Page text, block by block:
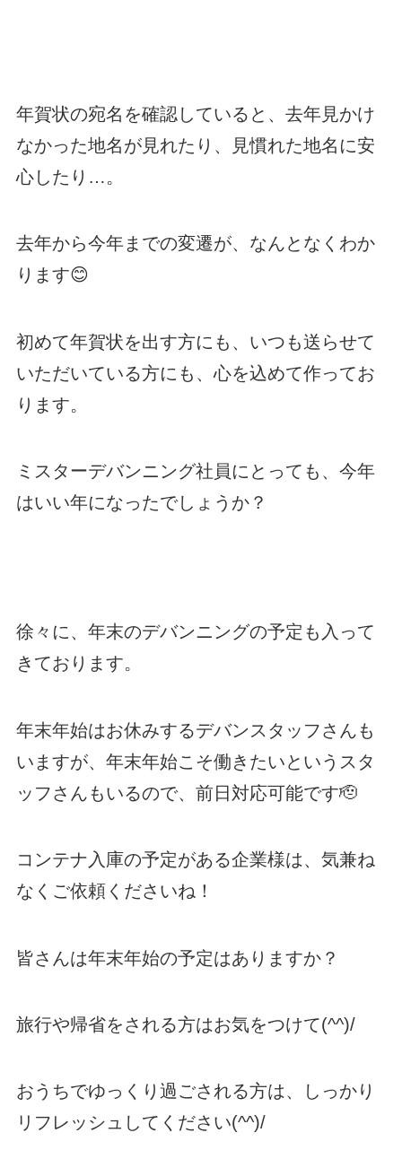
年賀状の宛名を確認していると、去年見かけ
なかった地名が見れたり、見慣れた地名に安
心したり…。
去年から今年までの変遷が、なんとなくわか
ります😊
初めて年賀状を出す方にも、いつも送らせて
いただいている方にも、心を込めて作ってお
ります。
ミスターデバンニング社員にとっても、今年
はいい年になったでしょうか？
徐々に、年末のデバンニングの予定も入って
きております。
年末年始はお休みするデバンスタッフさんも
いますが、年末年始こそ働きたいというスタ
ッフさんもいるので、前日対応可能です🫡
コンテナ入庫の予定がある企業様は、気兼ね
なくご依頼くださいね！
皆さんは年末年始の予定はありますか？
旅行や帰省をされる方はお気をつけて(^^)/
おうちでゆっくり過ごされる方は、しっかり
リフレッシュしてください(^^)/